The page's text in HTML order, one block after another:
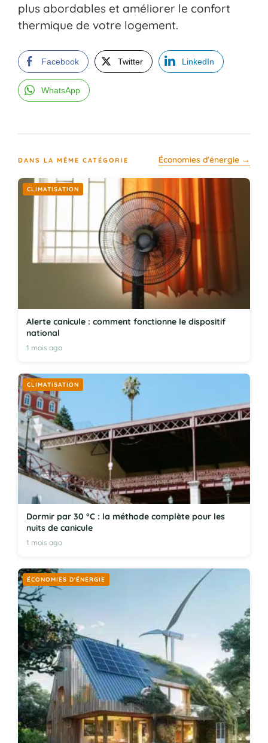
plus abordables et améliorer le confort
thermique de votre logement.
Facebook Twitter LinkedIn
WhatsApp
DANS LA MÊME CATÉGORIE Économies d'énergie →
CLIMATISATION
Alerte canicule : comment fonctionne le dispositif
national
1 mois ago
CLIMATISATION
Dormir par 30 °C : la méthode complète pour les
nuits de canicule
1 mois ago
ÉCONOMIES D'ÉNERGIE